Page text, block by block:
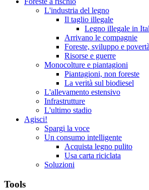
L'industria del legno
Il taglio illegale
Legno illegale in
Arrivano le compagnie
Foreste, sviluppo e povertà
Risorse e guerre
Monocolture e piantagioni
Piantagioni, non foreste
La verità sul biodiesel
L'allevamento estensivo
Infrastrutture
L'ultimo stadio
Agisci!
Spargi la voce
Un consumo intelligente
Acquista legno pulito
Usa carta riciclata
Soluzioni
Tools